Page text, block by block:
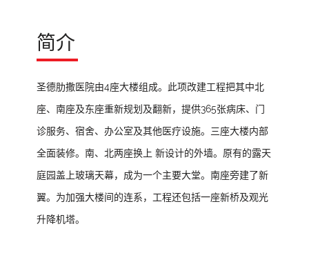
简介
圣德肋撒医院由4座大楼组成。此项改建工程把其中北
座、南座及东座重新规划及翻新，提供365张病床、门
诊服务、宿舍、办公室及其他医疗设施。三座大楼内部
全面装修。南、北两座换上 新设计的外墙。原有的露天
庭园盖上玻璃天幕，成为一个主要大堂。南座旁建了新
翼。为加强大楼间的连系，工程还包括一座新桥及观光
升降机塔。